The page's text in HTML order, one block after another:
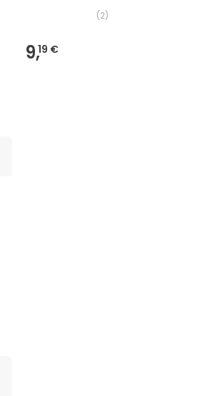
(2)
9,19 €